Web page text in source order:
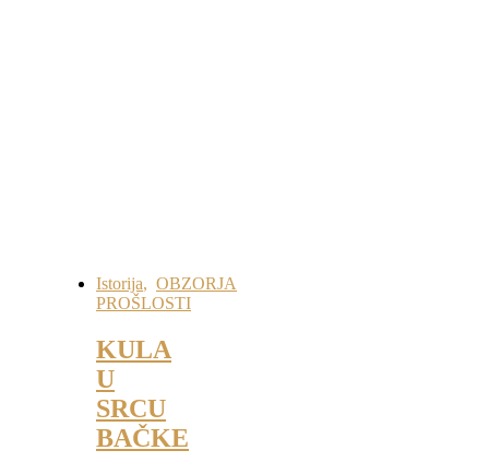
Istorija, OBZORJA
PROŠLOSTI
KULA
U
SRCU
BAČKE